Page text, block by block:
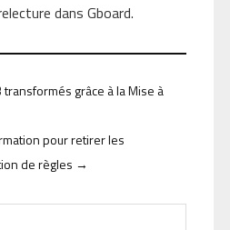
dans Gboard.
transformés grâce à la Mise à
pour retirer les
de règles →